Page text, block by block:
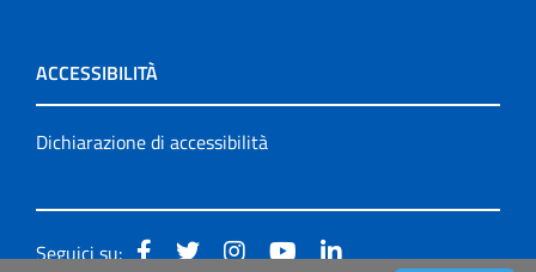
ACCESSIBILITÀ
Dichiarazione di accessibilità
Seguici su: